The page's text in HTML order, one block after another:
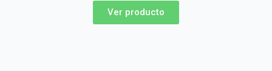
Ver producto